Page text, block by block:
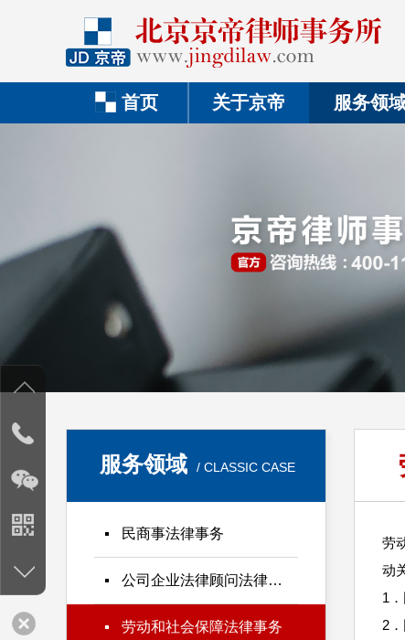
首页 关于京帝 服务领
服务领域 / CLASSIC CASE
民商事法律事务
公司企业法律顾问法律事务
劳动和社会保障法律事务
劳
动
1
2